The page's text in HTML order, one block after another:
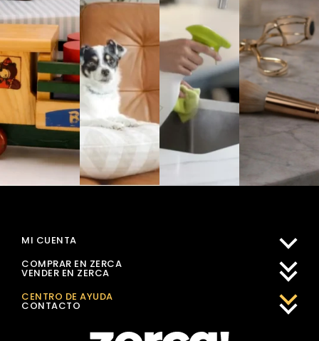
MI CUENTA
COMPRAR EN ZERCA
VENDER EN ZERCA
CENTRO DE AYUDA
CONTACTO